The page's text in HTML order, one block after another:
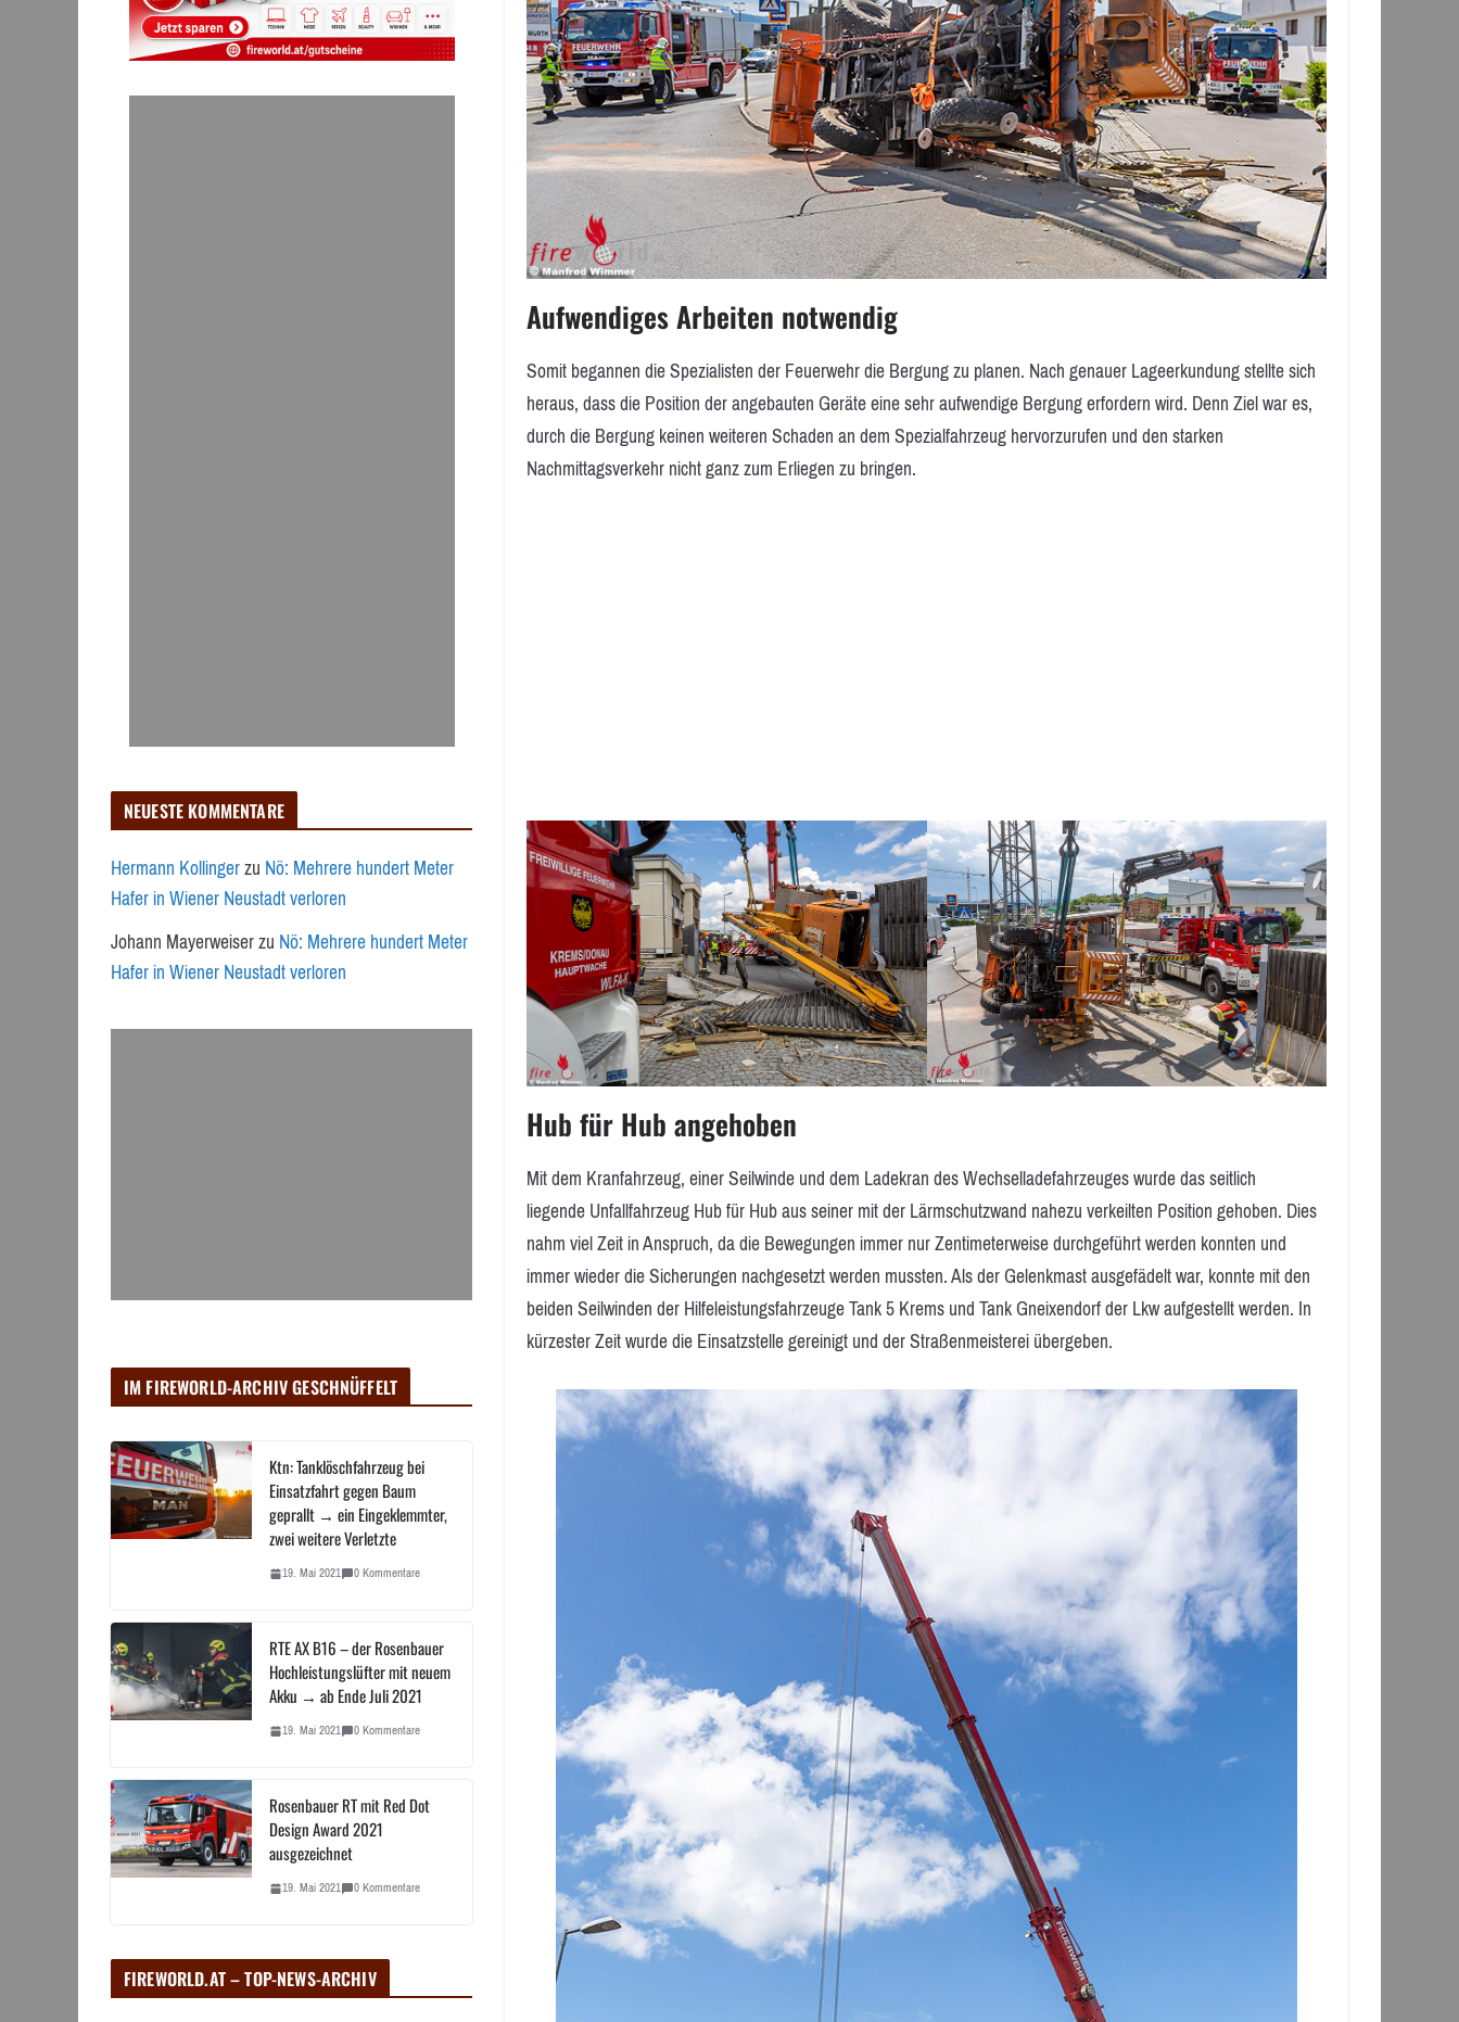
Aufwendiges Arbeiten notwendig
Somit begannen die Spezialisten der Feuerwehr die Bergung zu planen. Nach genauer Lageerkundung stellte sich
heraus, dass die Position der angebauten Geräte eine sehr aufwendige Bergung erfordern wird. Denn Ziel war es,
durch die Bergung keinen weiteren Schaden an dem Spezialfahrzeug hervorzurufen und den starken
Nachmittagsverkehr nicht ganz zum Erliegen zu bringen.
Hub für Hub angehoben
Mit dem Kranfahrzeug, einer Seilwinde und dem Ladekran des Wechselladefahrzeuges wurde das seitlich
liegende Unfallfahrzeug Hub für Hub aus seiner mit der Lärmschutzwand nahezu verkeilten Position gehoben. Dies
nahm viel Zeit in Anspruch, da die Bewegungen immer nur Zentimeterweise durchgeführt werden konnten und
immer wieder die Sicherungen nachgesetzt werden mussten. Als der Gelenkmast ausgefädelt war, konnte mit den
beiden Seilwinden der Hilfeleistungsfahrzeuge Tank 5 Krems und Tank Gneixendorf der Lkw aufgestellt werden. In
kürzester Zeit wurde die Einsatzstelle gereinigt und der Straßenmeisterei übergeben.
NEUESTE KOMMENTARE
Hermann KollingerzuNö: Mehrere hundert Meter
Hafer in Wiener Neustadt verloren
Johann MayerweiserzuNö: Mehrere hundert Meter
Hafer in Wiener Neustadt verloren
IM FIREWORLD-ARCHIV GESCHNÜFFELT
Ktn: Tanklöschfahrzeug bei
Einsatzfahrt gegen Baum
geprallt → ein Eingeklemmter,
zwei weitere Verletzte
19. Mai 2021 0 Kommentare
RTE AX B16 – der Rosenbauer
Hochleistungslüfter mit neuem
Akku → ab Ende Juli 2021
19. Mai 2021 0 Kommentare
Rosenbauer RT mit Red Dot
Design Award 2021
ausgezeichnet
19. Mai 2021 0 Kommentare
FIREWORLD.AT – TOP-NEWS-ARCHIV